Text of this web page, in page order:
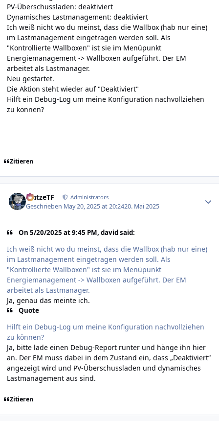
PV-Über­schuss­laden: deaktiviert
Dyna­misches Last­manage­ment: deaktiviert
Ich weiß nicht wo du meinst, dass die Wallbox (hab nur eine)
im Lastmanagement eingetragen werden soll. Als
"Kontrollierte Wallboxen" ist sie im Menüpunkt
Energiemanagement -> Wallboxen aufgeführt. Der EM
arbeitet als Last­manager.
Neu gestartet.
Die Aktion steht wieder auf "Deaktiviert"
Hilft ein Debug-Log um meine Konfiguration nachvollziehen
zu können?
Zitieren
MatzeTF Administrators
Geschrieben May 20, 2025 at 20:2420. Mai 2025
On 5/20/2025 at 9:45 PM, david said:
Ich weiß nicht wo du meinst, dass die Wallbox (hab nur eine)
im Lastmanagement eingetragen werden soll. Als
"Kontrollierte Wallboxen" ist sie im Menüpunkt
Energiemanagement -> Wallboxen aufgeführt. Der EM
arbeitet als Last­manager.
Ja, genau das meinte ich.
Quote
Hilft ein Debug-Log um meine Konfiguration nachvollziehen
zu können?
Ja, bitte lade einen Debug-Report runter und hänge ihn hier
an. Der EM muss dabei in dem Zustand ein, dass „Deaktiviert“
angezeigt wird und PV-Überschussladen und dynamisches
Lastmanagement aus sind.
Zitieren